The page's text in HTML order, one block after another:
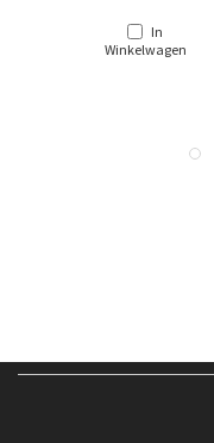
In
Winkelwagen